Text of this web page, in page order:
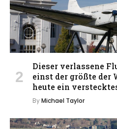
Dieser verlassene
einst der größte der
heute ein
ByMichael Taylor